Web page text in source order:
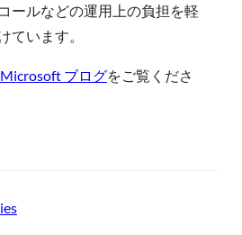
ールなどの運用上の負担を軽
ています。
Microsoft ブログをご覧くださ